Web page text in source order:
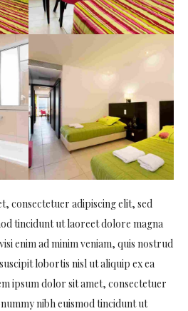
consectetuer adipiscing elit, sed
tincidunt ut laoreet dolore magna
enim ad minim veniam, quis nostrud
lobortis nisl ut aliquip ex ea
ipsum dolor sit amet, consectetuer
nibh euismod tincidunt ut